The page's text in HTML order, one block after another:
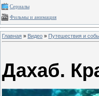
Сериалы
Фильмы и анимация
Главная » Видео » Путешествия и
Дахаб.